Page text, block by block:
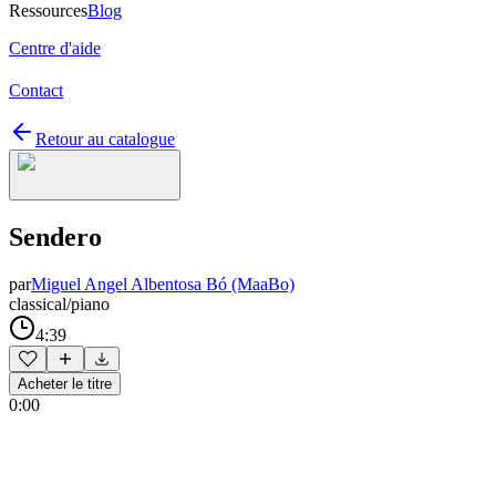
RessourcesBlog
Centre d'aide
Contact
Retour au catalogue
Sendero
parMiguel Angel Albentosa Bó (MaaBo)
classical/piano
4:39
Acheter le titre
0:00